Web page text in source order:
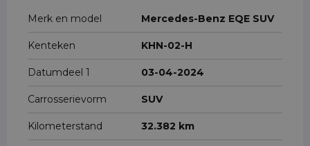
Merk en model Mercedes-Benz EQE SUV
Kenteken KHN-02-H
Datumdeel 1 03-04-2024
Carrosserievorm SUV
Kilometerstand 32.382 km